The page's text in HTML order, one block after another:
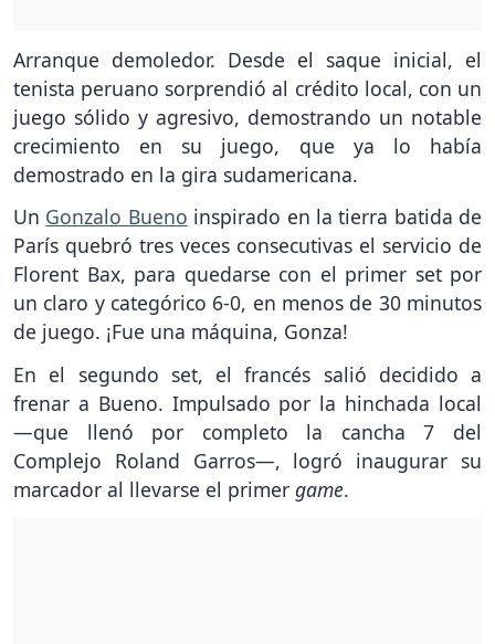
Arranque demoledor. Desde el saque inicial, el
tenista peruano sorprendió al crédito local, con un
juego sólido y agresivo, demostrando un notable
crecimiento en su juego, que ya lo había
demostrado en la gira sudamericana.
Un Gonzalo Bueno inspirado en la tierra batida de
París quebró tres veces consecutivas el servicio de
Florent Bax, para quedarse con el primer set por
un claro y categórico 6-0, en menos de 30 minutos
de juego. ¡Fue una máquina, Gonza!
En el segundo set, el francés salió decidido a
frenar a Bueno. Impulsado por la hinchada local
—que llenó por completo la cancha 7 del
Complejo Roland Garros—, logró inaugurar su
marcador al llevarse el primer game.